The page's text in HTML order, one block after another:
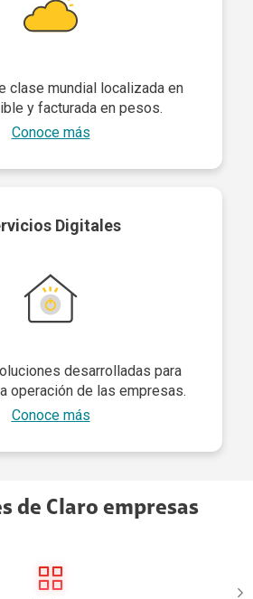
clase mundial localizada en
y facturada en pesos.
Conoce más
Digitales
desarrolladas para
operación de las empresas.
Conoce más
de Claro empresas